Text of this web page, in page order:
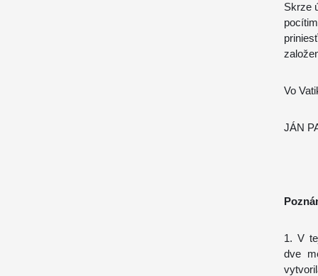
Skrze
Vo
JÁN
1. V
dve